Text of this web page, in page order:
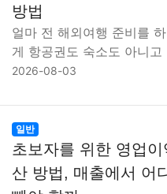
방법
얼마 전 해외여행 준비를
게 항공권도 숙소도 아니
2026-08-03
일반
초보자를 위한 영업이
산 방법, 매출에서 어